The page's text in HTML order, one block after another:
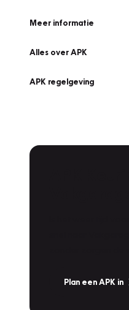
Meer informatie
Alles over APK
APK regelgeving
Plan een APK in